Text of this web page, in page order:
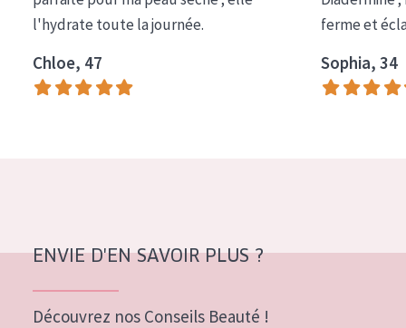
COLLECTION
Essentials
Lift+
Peau mature
l'hydrate toute la journée.
Chloe, 47
ferme et
Sophia, 34
ENVIE D'EN SAVOIR PLUS ?
Découvrez nos Conseils Beauté !